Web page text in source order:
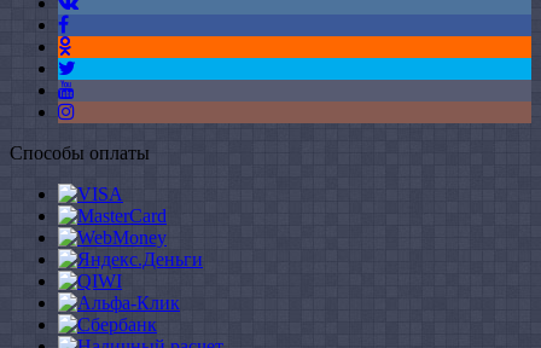
Способы оплаты